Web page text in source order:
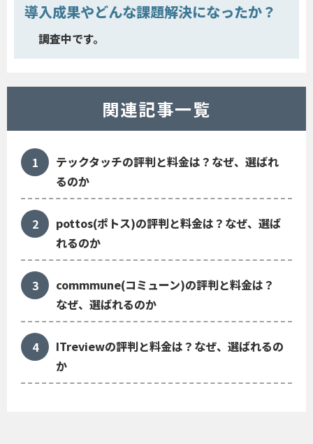
導入成果やどんな課題解決になったか？
調査中です。
関連記事一覧
テックタッチの評判と料金は？なぜ、選ばれ
るのか
pottos(ポトス)の評判と料金は？なぜ、選ば
れるのか
commmune(コミューン)の評判と料金は？
なぜ、選ばれるのか
ITreviewの評判と料金は？なぜ、選ばれるの
か